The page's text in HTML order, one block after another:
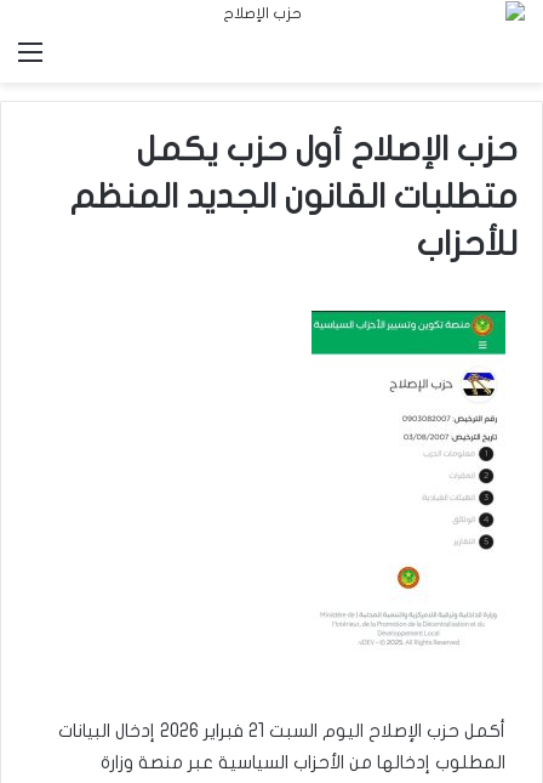
حزب الإصلاح أول حزب يكمل
متطلبات القانون الجديد المنظم
للأحزاب
أكمل حزب الإصلاح اليوم السبت 21 فبراير 2026 إدخال البيانات
المطلوب إدخالها من الأحزاب السياسية عبر منصة وزارة